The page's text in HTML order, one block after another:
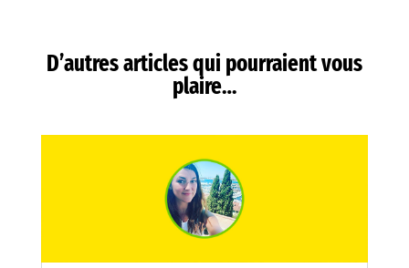
D’autres articles qui pourraient vous
plaire…